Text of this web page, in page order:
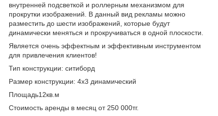
внутренней подсветкой и роллерным механизмом для
прокрутки изображений. В данный вид рекламы можно
разместить до шести изображений, которые будут
динамически меняться и прокручиваться в одной плоскости.
Является очень эффектным и эффективным инструментом
для привлечения клиентов!
Тип конструкции: ситиборд
Размер конструкции: 4х3 динамический
Площадь12кв.м
Стоимость аренды в месяц от 250 000тг.